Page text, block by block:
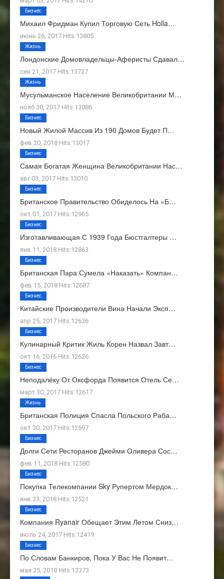
Михаил Фридман Купил Торговую Сеть Holla…
июнь 26, 2017 Hits:13805
Бизнес
Лондонские Домовладельцы-Аферисты Сдавал…
сен 21, 2017 Hits:13727
Жизнь
Мусульманское Население Великобритании М…
нояб 30, 2017 Hits:13086
Жизнь
Новый Жилой Массив Из 190 Домов Будет П…
фев 20, 2018 Hits:13017
Бизнес
Самая Богатая Женщина Великобритании Нас…
авг 03, 2017 Hits:13010
Бизнес
Британское Правительство Обиделось На «Б…
окт 01, 2017 Hits:12965
Бизнес
Изготавливающая С 1939 Года Бюстгалтеры …
янв 11, 2018 Hits:12863
Бизнес
Британская Пара Сумела «наказать» Компан…
фев 15, 2018 Hits:12687
Бизнес
Китайские Производители Вина Начали Эксп…
апр 25, 2017 Hits:12636
Бизнес
Кулинарный Критик Жиль Корен Назвал Завт…
окт 16, 2016 Hits:12626
Бизнес
Неподалёку От Оксфорда Появится Отель Се…
март 30, 2017 Hits:12617
Бизнес
Британская Полиция Спасла Польского Раба…
окт 30, 2017 Hits:12597
Жизнь
Долги Сети Ресторанов Джейми Оливера Сос…
фев 11, 2018 Hits:12580
Бизнес
Покупка Телекомпании Sky Рупертом Мердок…
янв 23, 2018 Hits:12521
Бизнес
Компания Ryanair Обещает Этим Летом Сниз…
июль 24, 2017 Hits:12419
Бизнес
По Словам Банкиров, Пока У Вас Не Появит…
мая 25, 2018 Hits:12373
Бизнес